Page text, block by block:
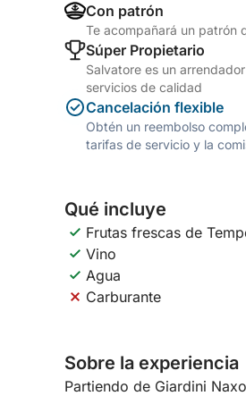
Con patrón
Te acompañará un patrón
Súper Propietario
Salvatore es un
servicios de calidad
Cancelación flexible
Obtén un reembolso
tarifas de servicio y la
Qué incluye
Frutas frescas de
Vino
Agua
Carburante
Sobre la experiencia
Partiendo de Giardini